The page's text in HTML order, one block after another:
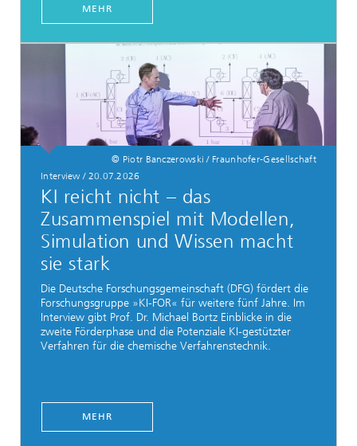
MEHR
© Piotr Banczerowski / Fraunhofer-Gesellschaft
Interview / 20.07.2026
KI reicht nicht – das
Zusammenspiel mit Modellen,
Simulation und Wissen macht
sie stark
Die Deutsche Forschungsgemeinschaft (DFG) fördert die
Forschungsgruppe »KI-FOR« für weitere fünf Jahre. Im
Interview gibt Prof. Dr. Michael Bortz Einblicke in die
zweite Förderphase und die Potenziale KI-gestützter
Verfahren für die chemische Verfahrenstechnik.
MEHR